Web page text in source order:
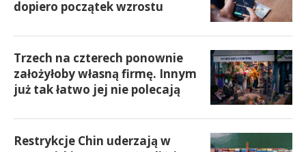
dopiero początek wzrostu
Trzech na czterech ponownie
założyłoby własną firmę. Innym
już tak łatwo jej nie polecają
Restrykcje Chin uderzają w